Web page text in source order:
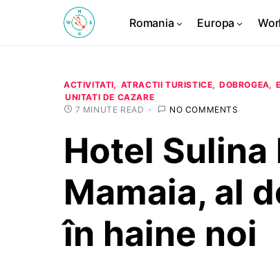
Romania Europa
ACTIVITATI ATRACTII TURISTICE DOBROGEA
UNITATI DE CAZARE
7 MINUTE READ
NO COMMENTS
Hotel
Mamaia, al
în haine noi